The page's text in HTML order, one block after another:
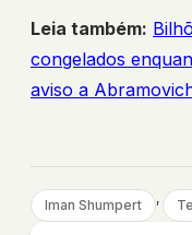
Leia também:
congelados
aviso a
Iman Shumpert ,